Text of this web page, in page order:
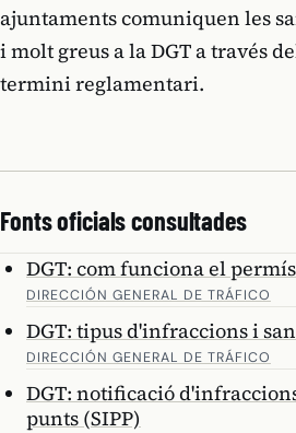
ajuntaments comuniquen les
i molt greus a la DGT a través
termini reglamentari.
Fonts oficials consultades
DGT: com funciona el
DIRECCIÓN GENERAL DE TRÁFICO
DGT: tipus d'infraccions i
DIRECCIÓN GENERAL DE TRÁFICO
DGT: notificació
punts (SIPP)